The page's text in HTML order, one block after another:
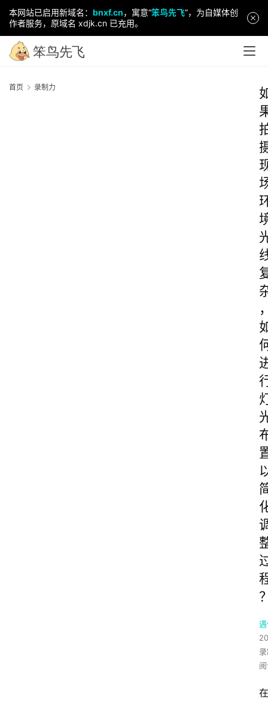
本网站已启用新域名： bnxf.cn，寓意“笨鸟先飞”，为自媒体创
作者服务，原域名 xdjk.cn 已充用。
首页 录制力
在